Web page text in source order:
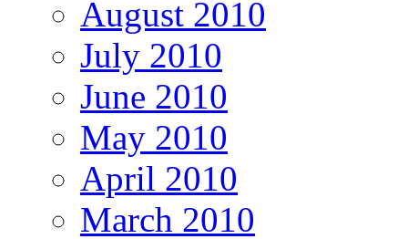
August 2010
July 2010
June 2010
May 2010
April 2010
March 2010